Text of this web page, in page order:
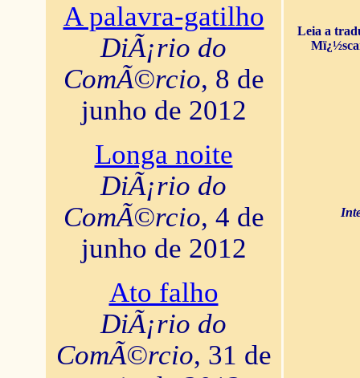
A palavra-gatilho
DiÃ¡rio do
ComÃ©rcio, 8 de
junho de 2012
Longa noite
DiÃ¡rio do
ComÃ©rcio, 4 de
junho de 2012
Ato falho
DiÃ¡rio do
ComÃ©rcio, 31 de
Leia a